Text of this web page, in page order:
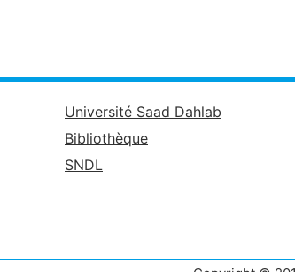
Université Saad Dahlab
Bibliothèque
SNDL